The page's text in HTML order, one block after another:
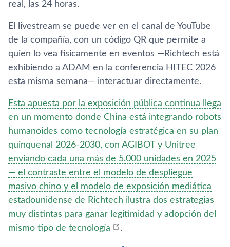
real, las 24 horas.
El livestream se puede ver en el canal de YouTube
de la compañía, con un código QR que permite a
quien lo vea físicamente en eventos —Richtech está
exhibiendo a ADAM en la conferencia HITEC 2026
esta misma semana— interactuar directamente.
Esta apuesta por la exposición pública continua llega
en un momento donde China está integrando robots
humanoides como tecnología estratégica en su plan
quinquenal 2026-2030, con AGIBOT y Unitree
enviando cada una más de 5.000 unidades en 2025
— el contraste entre el modelo de despliegue
masivo chino y el modelo de exposición mediática
estadounidense de Richtech ilustra dos estrategias
muy distintas para ganar legitimidad y adopción del
mismo tipo de tecnología
.